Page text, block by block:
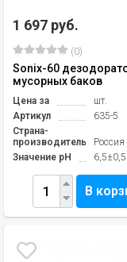
1 697 руб.
(0)
Sonix-60
мусорных баков
Цена за
шт.
Артикул
635-5
Страна-
производитель
Россия
Значение pH
6,5±0,5
В